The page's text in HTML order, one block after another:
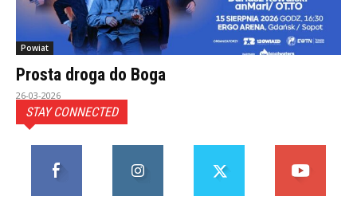
Powiat
Prosta droga do Boga
26-03-2026
STAY CONNECTED